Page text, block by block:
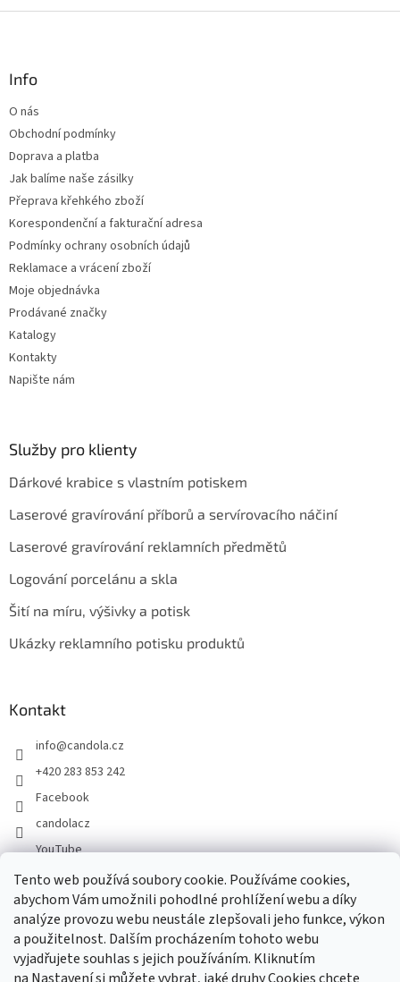
Tento web používá soubory cookie. Používáme cookies,
abychom Vám umožnili pohodlné prohlížení webu a díky
analýze provozu webu neustále zlepšovali jeho funkce, výkon
a použitelnost. Dalším procházením tohoto webu
vyjadřujete souhlas s jejich používáním. Kliknutím
l
ý
Info
O nás
Obchodní podmínky
Doprava a platba
Jak balíme naše zásilky
Přeprava křehkého zboží
Korespondenční a fakturační adresa
Podmínky ochrany osobních údajů
Reklamace a vrácení zboží
Moje objednávka
Prodávané značky
Katalogy
Kontakty
Napište nám
Služby pro klienty
Dárkové krabice s vlastním potiskem
Laserové gravírování příborů a servírovacího náčiní
Laserové gravírování reklamních předmětů
Logování porcelánu a skla
Šití na míru, výšivky a potisk
Ukázky reklamního potisku produktů
Kontakt
info@candola.cz
+420 283 853 242
Facebook
candolacz
YouTube
Přijímáme online platby